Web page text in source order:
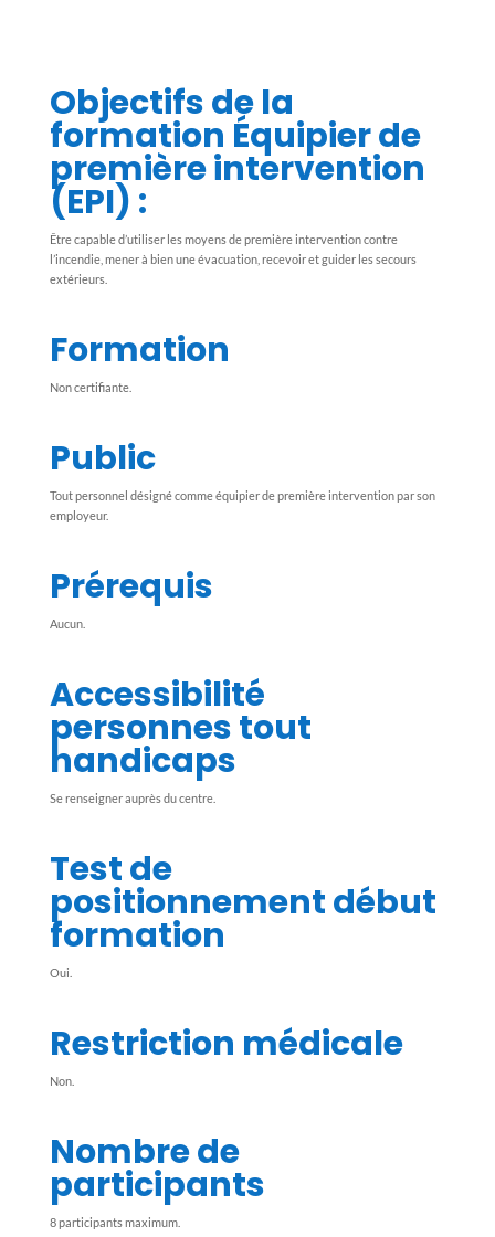
Objectifs de la
formation Équipier de
première intervention
(EPI) :
Être capable d’utiliser les moyens de première intervention contre
l’incendie, mener à bien une évacuation, recevoir et guider les secours
extérieurs.
Formation
Non certifiante.
Public
Tout personnel désigné comme équipier de première intervention par son
employeur.
Prérequis
Aucun.
Accessibilité
personnes tout
handicaps
Se renseigner auprès du centre.
Test de
positionnement début
formation
Oui.
Restriction médicale
Non.
Nombre de
participants
8 participants maximum.